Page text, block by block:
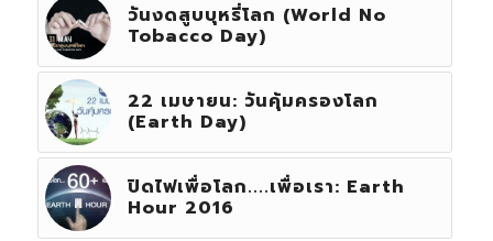
วันงดสูบบุหรี่โลก (World No
Tobacco Day)
22 เมษายน: วันคุ้มครองโลก
(Earth Day)
ปิดไฟเพื่อโลก....เพื่อเรา: Earth
Hour 2016